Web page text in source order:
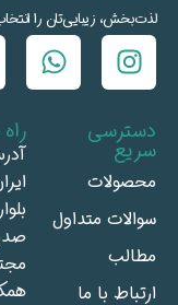
لذت‌بخش، زیبایی‌تان را
دسترسی
سریع
محصولات
سوالات متداول
مطالب
ارتباط با ما